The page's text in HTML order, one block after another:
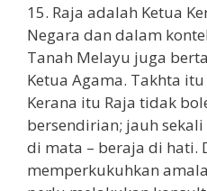
15. Raja adalah Ketua
Negara dan dalam
Tanah Melayu juga
Ketua Agama. Takhta
Kerana itu Raja tidak
bersendirian; jauh
di mata – beraja di hati.
memperkukuhkan